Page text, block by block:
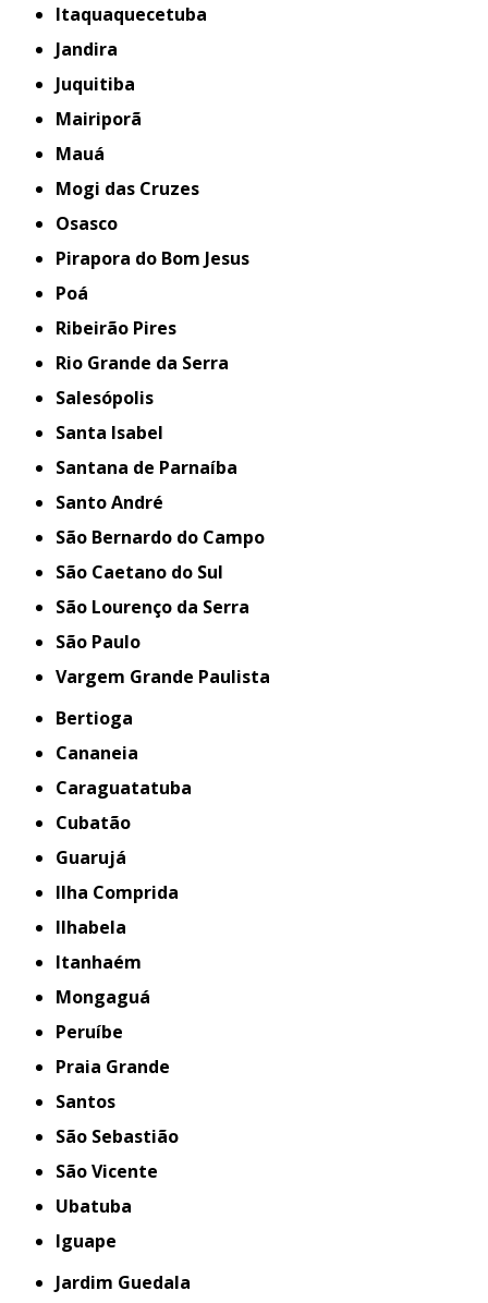
Itaquaquecetuba
Jandira
Juquitiba
Mairiporã
Mauá
Mogi das Cruzes
Osasco
Pirapora do Bom Jesus
Poá
Ribeirão Pires
Rio Grande da Serra
Salesópolis
Santa Isabel
Santana de Parnaíba
Santo André
São Bernardo do Campo
São Caetano do Sul
São Lourenço da Serra
São Paulo
Vargem Grande Paulista
Bertioga
Cananeia
Caraguatatuba
Cubatão
Guarujá
Ilha Comprida
Ilhabela
Itanhaém
Mongaguá
Peruíbe
Praia Grande
Santos
São Sebastião
São Vicente
Ubatuba
iguape
Jardim Guedala